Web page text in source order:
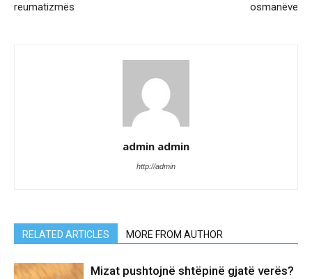
reumatizmës
osmanëve
admin admin
http://admin
RELATED ARTICLES MORE FROM AUTHOR
Mizat pushtojnë shtëpinë gjatë verës?